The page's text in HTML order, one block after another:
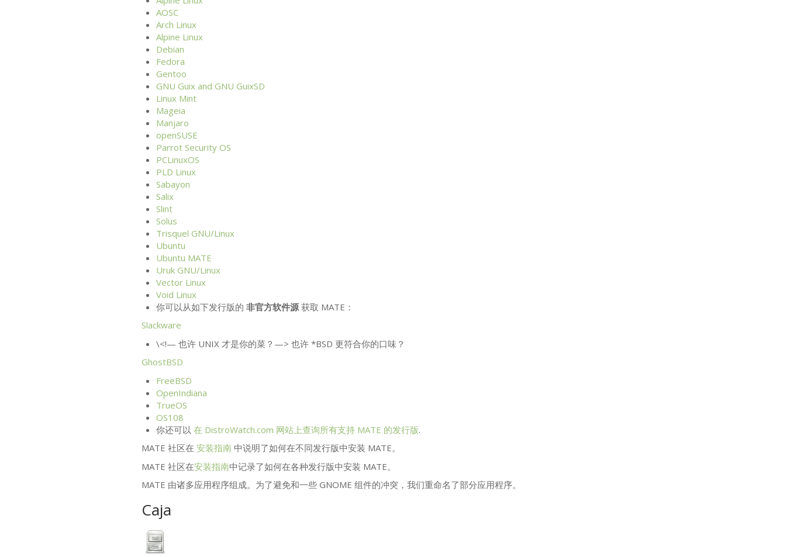
AOSC
Arch Linux
Alpine Linux
Debian
Fedora
Gentoo
GNU Guix and GNU GuixSD
Linux Mint
Mageia
Manjaro
openSUSE
Parrot Security OS
PCLinuxOS
PLD Linux
Sabayon
Salix
Slint
Solus
Trisquel GNU/Linux
Ubuntu
Ubuntu MATE
Uruk GNU/Linux
Vector Linux
Void Linux
你可以从如下发行版的 非官方软件源获取 MATE ：
Slackware
\<!— 也许 UNIX 才是你的菜？—> 也许 *BSD 更符合你的口味？
GhostBSD
FreeBSD
OpenIndiana
TrueOS
OS108
你还可以 在 DistroWatch.com 网站上查询所有支持 MATE 的发行版.
MATE 社区在 安装指南中说明了如何在不同发行版中安装 MATE。
MATE 社区在安装指南中记录了如何在各种发行版中安装 MATE。
MATE 由诸多应用程序组成。为了避免和一些 GNOME 组件的冲突，我们重命名了部分应用程序。
Caja